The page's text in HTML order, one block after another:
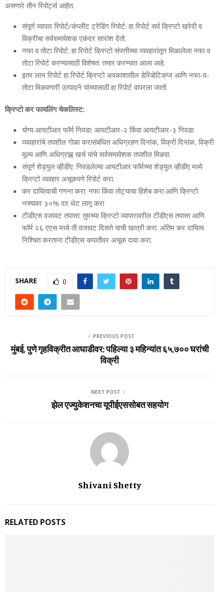
असणारे तीन रिपोर्ट्स आहेत.
संपूर्ण व्यापार रिपोर्ट/कंप्लीट ट्रेडिंग रिपोर्ट: हा रिपोर्ट सर्व क्रिप्टो खरेदी व
विक्रीचा सर्वसमावेशक एकंदर सारांश देतो.
नफा व तोटा रिपोर्ट: हा रिपोर्ट क्रिप्टो संपत्तीच्या व्यवहारांतून मिळालेला नफा व
तोटा रिपोर्ट करण्यासाठी विशेषत: तयार करण्यात आला आहे.
इतर लाभ रिपोर्ट हा रिपोर्ट क्रिप्टो अवकाशातील डेरिव्हेटिव्ह्ज आणि नफा-व-
तोटा मिळवणारी उत्पादने यांच्यासाठी हा रिपोर्ट वापरला जातो.
क्रिप्टो कर फायलिंग चेकलिस्ट:
योग्य आयटीआर फॉर्म निवडा: आयटीआर-२ किंवा आयटीआर-३ निवडा
व्यवहारांचे तपशील गोळा करासंबंधित अधिग्रहण दिनांक, विक्री दिनांक, विक्री
मूल्य आणि अधिग्राह्ण खर्च यांचे सर्वसमावेशक तपशील मिळवा.
संपूर्ण शेड्युल व्हीडीए: निवडलेल्या आयटीआर फॉर्मच्या शेड्युल व्हीडीए मध्ये
क्रिप्टो व्यवहार अचूकपणे रिपोर्ट करा.
कर दायित्वाची गणना करा: नफा किंवा तोट्याचा हिशेब करा आणि क्रिप्टो
नफ्यावर ३०% दर थेट लागू करा
टीडीएस वजावट तपासा: तुमच्या क्रिप्टो व्यापारावरील टीडीएस तपासा आणि
फॉर्म २६ एएस मध्ये ती वजावट दिसते याची खात्री करा. अंतिम कर दायित्व
निश्चित करताना टीडीएस कपातीवर अचूक दावा करा.
SHARE 0
PREVIOUS POST
मुंबई, पुणे गृहविक्रीत आघाडीवर; पहिल्या ३ महिन्यांत ६५,७०० घरांची
विक्री
NEXT POST
झेल एज्‍युकेशनचा यूपीईएससोबत सहयोग
Shivani Shetty
RELATED POSTS